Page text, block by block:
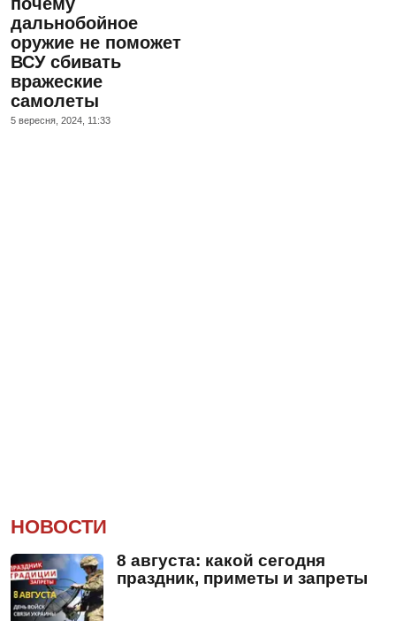
дальнобойное
оружие не поможет
ВСУ сбивать
вражеские
самолеты
5 вересня, 2024, 11:33
НОВОСТИ
8 августа: какой сегодня
праздник, приметы и запреты